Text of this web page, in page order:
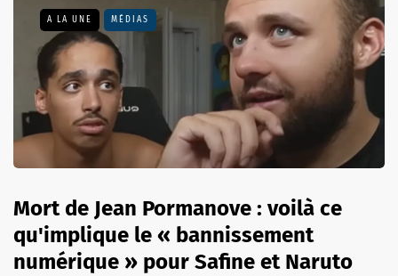
A LA UNE MÉDIAS
Mort de Jean Pormanove : voilà ce
qu'implique le « bannissement
numérique » pour Safine et Naruto